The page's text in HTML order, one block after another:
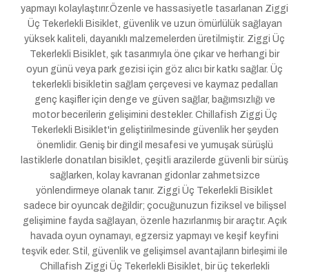
yapmayı kolaylaştırır.Özenle ve hassasiyetle tasarlanan Ziggi
Üç Tekerlekli Bisiklet, güvenlik ve uzun ömürlülük sağlayan
yüksek kaliteli, dayanıklı malzemelerden üretilmiştir. Ziggi Üç
Tekerlekli Bisiklet, şık tasarımıyla öne çıkar ve herhangi bir
oyun günü veya park gezisi için göz alıcı bir katkı sağlar. Üç
tekerlekli bisikletin sağlam çerçevesi ve kaymaz pedalları
genç kaşifler için denge ve güven sağlar, bağımsızlığı ve
motor becerilerin gelişimini destekler. Chillafish Ziggi Üç
Tekerlekli Bisiklet'in geliştirilmesinde güvenlik her şeyden
önemlidir. Geniş bir dingil mesafesi ve yumuşak sürüşlü
lastiklerle donatılan bisiklet, çeşitli arazilerde güvenli bir sürüş
sağlarken, kolay kavranan gidonlar zahmetsizce
yönlendirmeye olanak tanır. Ziggi Üç Tekerlekli Bisiklet
sadece bir oyuncak değildir; çocuğunuzun fiziksel ve bilişsel
gelişimine fayda sağlayan, özenle hazırlanmış bir araçtır. Açık
havada oyun oynamayı, egzersiz yapmayı ve keşif keyfini
teşvik eder. Stil, güvenlik ve gelişimsel avantajların birleşimi ile
Chillafish Ziggi Üç Tekerlekli Bisiklet, bir üç tekerlekli